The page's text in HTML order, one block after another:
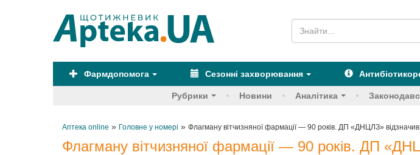
Фармдопомога Сезонні захворювання
Рубрики Новини Аналітика
Аптека online » Головне у номері » Флагману вітчизняної фармації — 90 років. ДП «ДНЦЛЗ»
Флагману вітчизняної фармації — 90 років. ДП